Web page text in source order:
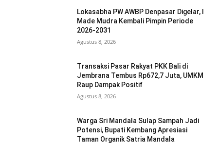
Lokasabha PW AWBP Denpasar Digelar, I
Made Mudra Kembali Pimpin Periode
2026-2031
Agustus 8, 2026
Transaksi Pasar Rakyat PKK Bali di
Jembrana Tembus Rp672,7 Juta, UMKM
Raup Dampak Positif
Agustus 8, 2026
Warga Sri Mandala Sulap Sampah Jadi
Potensi, Bupati Kembang Apresiasi
Taman Organik Satria Mandala